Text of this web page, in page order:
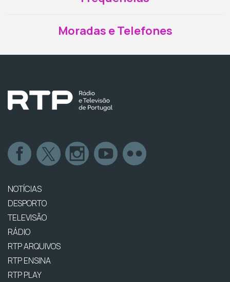
Moradas e Telefones
NOTÍCIAS
DESPORTO
TELEVISÃO
RÁDIO
RTP ARQUIVOS
RTP ENSINA
RTP PLAY